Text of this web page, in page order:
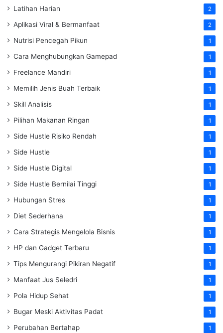
Latihan Harian 2
Aplikasi Viral & Bermanfaat 2
Nutrisi Pencegah Pikun 1
Cara Menghubungkan Gamepad 1
Freelance Mandiri 1
Memilih Jenis Buah Terbaik 1
Skill Analisis 1
Pilihan Makanan Ringan 1
Side Hustle Risiko Rendah 1
Side Hustle 1
Side Hustle Digital 1
Side Hustle Bernilai Tinggi 1
Hubungan Stres 1
Diet Sederhana 1
Cara Strategis Mengelola Bisnis 1
HP dan Gadget Terbaru 1
Tips Mengurangi Pikiran Negatif 1
Manfaat Jus Seledri 1
Pola Hidup Sehat 1
Bugar Meski Aktivitas Padat 1
Perubahan Bertahap 1